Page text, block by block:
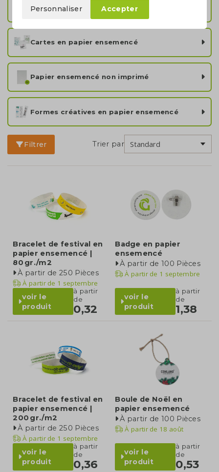
Papier ensemencé (A3–A7)
Cartes en papier ensemencé
Papier ensemencé non imprimé
Formes créatives en papier ensemencé
Filtrer Trier par
Bracelet de festival en
papier ensemencé |
80 gr./m2
À partir de 250 Pièces
À partir de 1 septembre
voir le
produit
à partir
de
0,32
Badge en papier
ensemencé
À partir de 100 Pièces
À partir de 1 septembre
voir le
produit
à partir
de
1,38
Bracelet de festival en
papier ensemencé |
200 gr./m2
À partir de 250 Pièces
À partir de 1 septembre
voir le
produit
à partir
de
0,36
Boule de Noël en
papier ensemencé
À partir de 100 Pièces
À partir de 18 août
voir le
produit
à partir
de
0,53
Personnaliser Accepter